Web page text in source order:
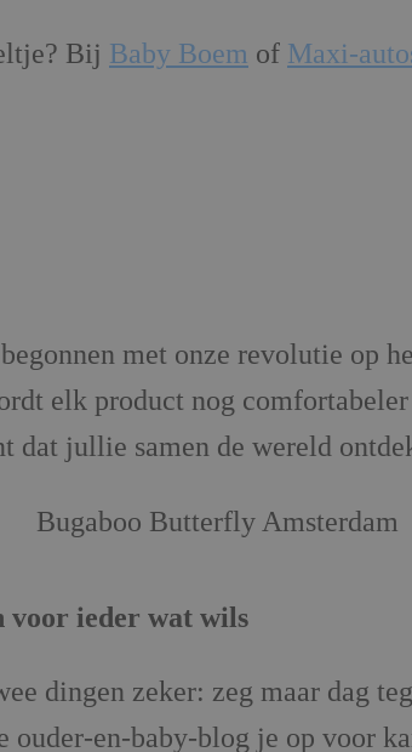
Bij Baby Boem of Maxi-
met onze revolutie op
elk product nog
dat jullie samen de wereld
voor ieder wat wils
dingen zeker: zeg maar dag
ouder-en-baby-blog je op voor